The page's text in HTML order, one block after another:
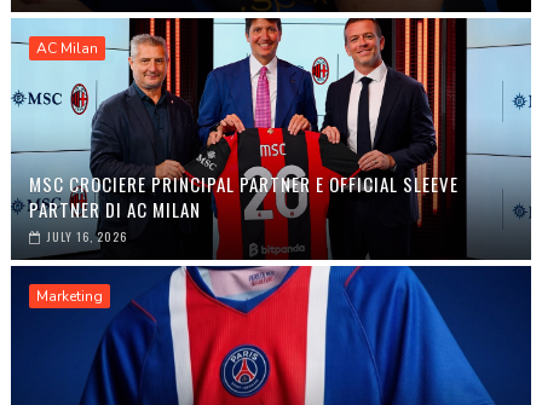
AC Milan
MSC CROCIERE PRINCIPAL PARTNER E OFFICIAL SLEEVE
PARTNER DI AC MILAN
JULY 16, 2026
Marketing